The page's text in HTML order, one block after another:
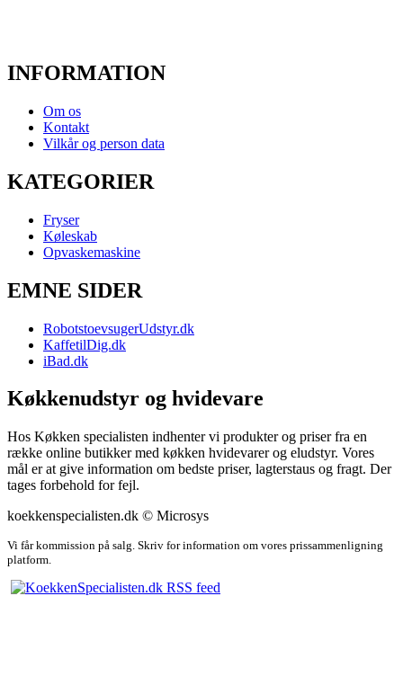
INFORMATION
Om os
Kontakt
Vilkår og person data
KATEGORIER
Fryser
Køleskab
Opvaskemaskine
EMNE SIDER
RobotstoevsugerUdstyr.dk
KaffetilDig.dk
iBad.dk
Køkkenudstyr og hvidevare
Hos Køkken specialisten indhenter vi produkter og priser fra en
række online butikker med køkken hvidevarer og eludstyr. Vores
mål er at give information om bedste priser, lagterstaus og fragt. Der
tages forbehold for fejl.
koekkenspecialisten.dk © Microsys
Vi får kommission på salg. Skriv for information om vores prissammenligning
platform.